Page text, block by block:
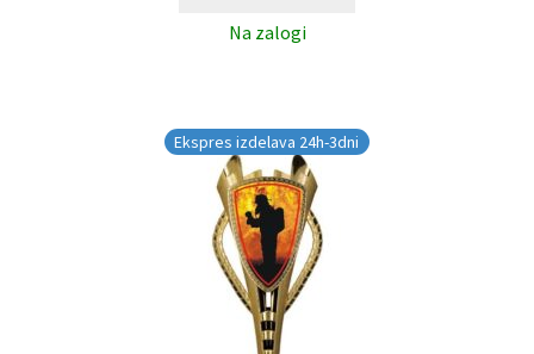
Na zalogi
Ekspres izdelava 24h-3dni